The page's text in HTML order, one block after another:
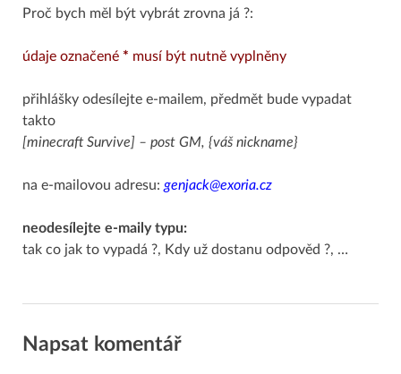
Proč bych měl být vybrát zrovna já ?:
údaje označené * musí být nutně vyplněny
přihlášky odesílejte e-mailem, předmět bude vypadat
takto
[minecraft Survive] – post GM, {váš nickname}
na e-mailovou adresu: genjack@exoria.cz
neodesílejte e-maily typu:
tak co jak to vypadá ?, Kdy už dostanu odpověd ?, …
Napsat komentář